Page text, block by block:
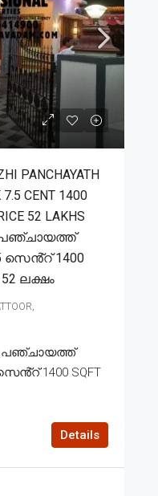
PANCHAYATH
7.5 CENT 1400
52 LAKHS
പഞ്ചായത്ത്
സെൻ്റ് 1400
52 ലക്ഷം
പഞ്ചായത്ത്
1400 SQFT
Details